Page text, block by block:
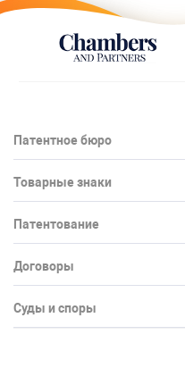
Патентное бюро
Товарные знаки
Патентование
Договоры
Суды и споры